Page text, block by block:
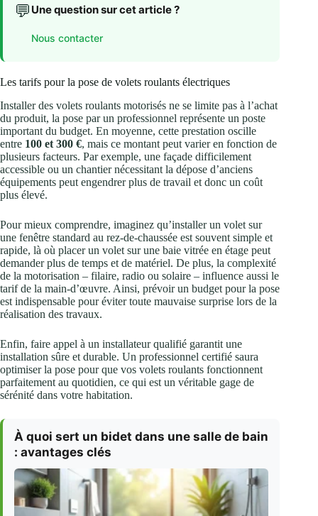
💬 Une question sur cet article ?
Nous contacter
Les tarifs pour la pose de volets roulants électriques
Installer des volets roulants motorisés ne se limite pas à l’achat
du produit, la pose par un professionnel représente un poste
important du budget. En moyenne, cette prestation oscille
entre 100 et 300 €, mais ce montant peut varier en fonction de
plusieurs facteurs. Par exemple, une façade difficilement
accessible ou un chantier nécessitant la dépose d’anciens
équipements peut engendrer plus de travail et donc un coût
plus élevé.
Pour mieux comprendre, imaginez qu’installer un volet sur
une fenêtre standard au rez-de-chaussée est souvent simple et
rapide, là où placer un volet sur une baie vitrée en étage peut
demander plus de temps et de matériel. De plus, la complexité
de la motorisation – filaire, radio ou solaire – influence aussi le
tarif de la main-d’œuvre. Ainsi, prévoir un budget pour la pose
est indispensable pour éviter toute mauvaise surprise lors de la
réalisation des travaux.
Enfin, faire appel à un installateur qualifié garantit une
installation sûre et durable. Un professionnel certifié saura
optimiser la pose pour que vos volets roulants fonctionnent
parfaitement au quotidien, ce qui est un véritable gage de
sérénité dans votre habitation.
À quoi sert un bidet dans une salle de bain
: avantages clés